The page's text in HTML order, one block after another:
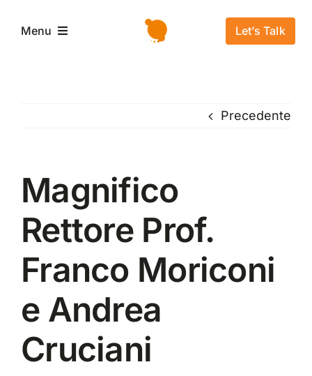
Menu
Servizi e Soluzioni
Settori
Storie di successo
News
Let’s Talk
Precedente
Magnifico
Rettore Prof.
Franco Moriconi
e Andrea
Cruciani